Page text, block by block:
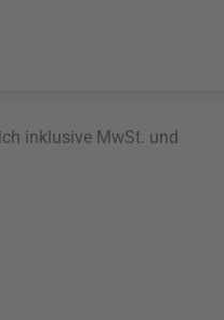
inklusive MwSt. und